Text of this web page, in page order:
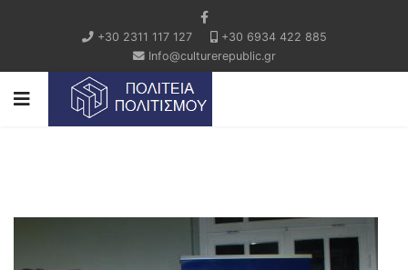
+30 2311 117 127
+30 6934 422 885
Info@culturerepublic.gr